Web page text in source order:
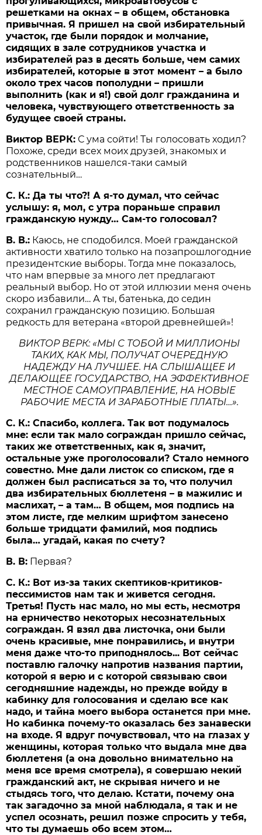
решетками на окнах – в общем, обстановка
привычная. Я пришел на свой избирательный
участок, где были порядок и молчание,
сидящих в зале сотрудников участка и
избирателей раз в десять больше, чем самих
избирателей, которые в этот момент – а было
около трех часов пополудни – пришли
выполнить (как и я!) свой долг гражданина и
человека, чувствующего ответственность за
будущее своей страны.
Виктор ВЕРК: С ума сойти! Ты голосовать ходил?
Похоже, среди всех моих друзей, знакомых и
родственников нашелся-таки самый
сознательный…
С. К.: Да ты что?! А я-то думал, что сейчас
услышу: я, мол, с утра пораньше справил
гражданскую нужду… Сам-то голосовал?
В. В.: Каюсь, не сподобился. Моей гражданской
активности хватило только на позапрошлогодние
президентские выборы. Тогда мне показалось,
что нам впервые за много лет предлагают
реальный выбор. Но от этой иллюзии меня очень
скоро избавили… А ты, батенька, до седин
сохранил гражданскую позицию. Большая
редкость для ветерана «второй древнейшей»!
ВИКТОР ВЕРК: «МЫ С ТОБОЙ И МИЛЛИОНЫ
ТАКИХ, КАК МЫ, ПОЛУЧАТ ОЧЕРЕДНУЮ
НАДЕЖДУ НА ЛУЧШЕЕ. НА СЛЫШАЩЕЕ И
ДЕЛАЮЩЕЕ ГОСУДАРСТВО, НА ЭФФЕКТИВНОЕ
МЕСТНОЕ САМОУПРАВЛЕНИЕ, НА НОВЫЕ
РАБОЧИЕ МЕСТА И ЗАРАБОТНЫЕ ПЛАТЫ…».
С. К.: Спасибо, коллега. Так вот подумалось
мне: если так мало сограждан пришло сейчас,
таких же ответственных, как я, значит,
остальные уже проголосовали? Стало немного
совестно. Мне дали листок со списком, где я
должен был расписаться за то, что получил
два избирательных бюллетеня – в мажилис и
маслихат, – а там… В общем, моя подпись на
этом листе, где мелким шрифтом занесено
больше тридцати фамилий, моя подпись
была… угадай, какая по счету?
В. В: Первая?
С. К.: Вот из-за таких скептиков-критиков-
пессимистов нам так и живется сегодня.
Третья! Пусть нас мало, но мы есть, несмотря
на ерничество некоторых несознательных
сограждан. Я взял два листочка, они были
очень красивые, мне понравились, и внутри
меня даже что-то приподнялось... Вот сейчас
поставлю галочку напротив названия партии,
которой я верю и с которой связываю свои
сегодняшние надежды, но прежде войду в
кабинку для голосования и сделаю все как
надо, и тайна моего выбора останется при мне.
Но кабинка почему-то оказалась без занавески
на входе. Я вдруг почувствовал, что на глазах у
женщины, которая только что выдала мне два
бюллетеня (а она довольно внимательно на
меня все время смотрела), я совершаю некий
гражданский акт, не скрывая ничего и не
стыдясь того, что делаю. Кстати, почему она
так загадочно за мной наблюдала, я так и не
успел осознать, решил позже спросить у тебя,
что ты думаешь обо всем этом…